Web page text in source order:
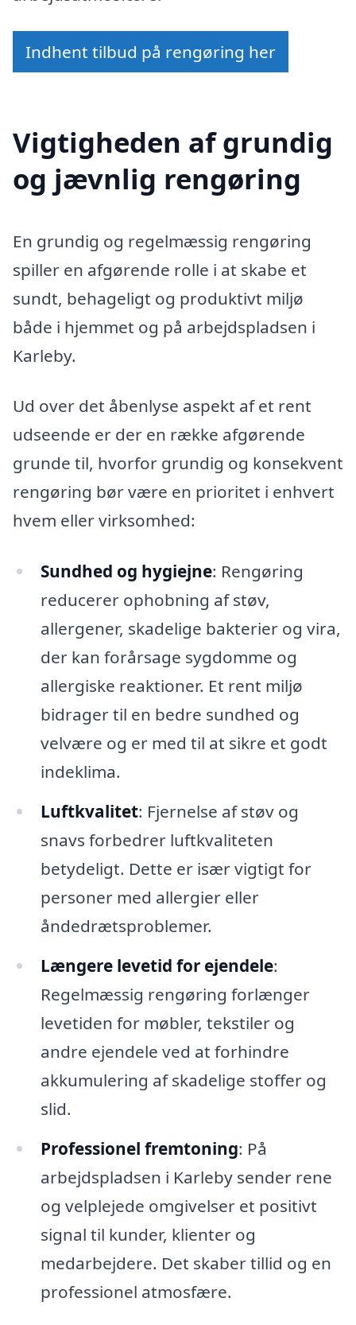
Indhent tilbud på rengøring her
Vigtigheden af grundig
og jævnlig rengøring
En grundig og regelmæssig rengøring
spiller en afgørende rolle i at skabe et
sundt, behageligt og produktivt miljø
både i hjemmet og på arbejdspladsen i
Karleby.
Ud over det åbenlyse aspekt af et rent
udseende er der en række afgørende
grunde til, hvorfor grundig og konsekvent
rengøring bør være en prioritet i enhvert
hvem eller virksomhed:
Sundhed og hygiejne: Rengøring
reducerer ophobning af støv,
allergener, skadelige bakterier og vira,
der kan forårsage sygdomme og
allergiske reaktioner. Et rent miljø
bidrager til en bedre sundhed og
velvære og er med til at sikre et godt
indeklima.
Luftkvalitet: Fjernelse af støv og
snavs forbedrer luftkvaliteten
betydeligt. Dette er især vigtigt for
personer med allergier eller
åndedrætsproblemer.
Længere levetid for ejendele:
Regelmæssig rengøring forlænger
levetiden for møbler, tekstiler og
andre ejendele ved at forhindre
akkumulering af skadelige stoffer og
slid.
Professionel fremtoning: På
arbejdspladsen i Karleby sender rene
og velplejede omgivelser et positivt
signal til kunder, klienter og
medarbejdere. Det skaber tillid og en
professionel atmosfære.